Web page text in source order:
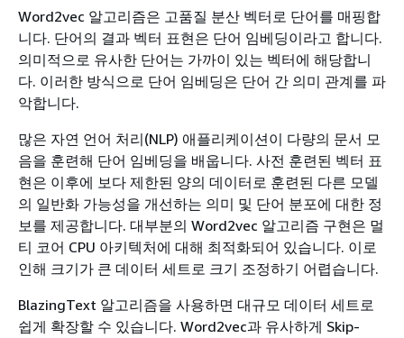
Word2vec 알고리즘은 고품질 분산 벡터로 단어를 매핑합
니다. 단어의 결과 벡터 표현은 단어 임베딩이라고 합니다.
의미적으로 유사한 단어는 가까이 있는 벡터에 해당합니
다. 이러한 방식으로 단어 임베딩은 단어 간 의미 관계를 파
악합니다.
많은 자연 언어 처리(NLP) 애플리케이션이 다량의 문서 모
음을 훈련해 단어 임베딩을 배웁니다. 사전 훈련된 벡터 표
현은 이후에 보다 제한된 양의 데이터로 훈련된 다른 모델
의 일반화 가능성을 개선하는 의미 및 단어 분포에 대한 정
보를 제공합니다. 대부분의 Word2vec 알고리즘 구현은 멀
티 코어 CPU 아키텍처에 대해 최적화되어 있습니다. 이로
인해 크기가 큰 데이터 세트로 크기 조정하기 어렵습니다.
BlazingText 알고리즘을 사용하면 대규모 데이터 세트로
쉽게 확장할 수 있습니다. Word2vec과 유사하게 Skip-